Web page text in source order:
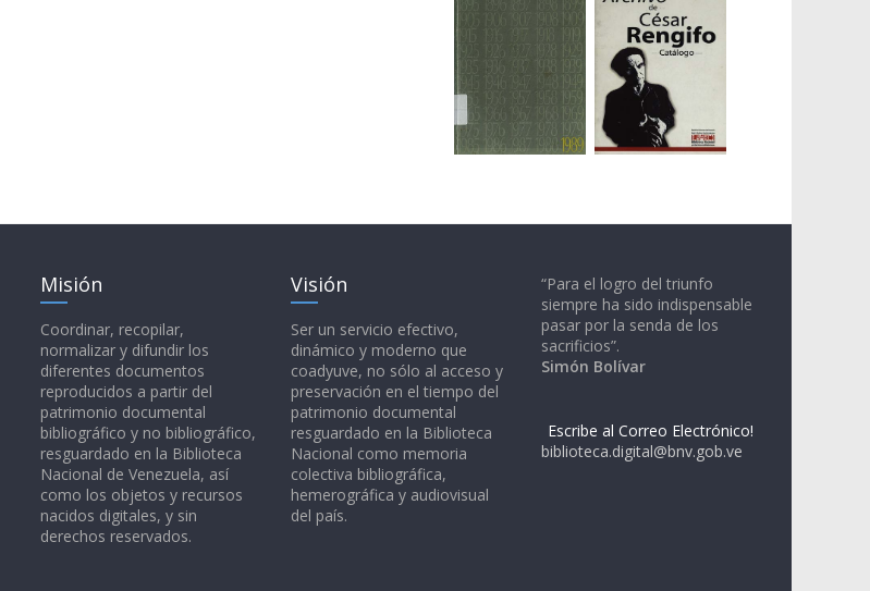
Misión
Coordinar, recopilar,
normalizar y difundir los
diferentes documentos
reproducidos a partir del
patrimonio documental
bibliográfico y no bibliográfico,
resguardado en la Biblioteca
Nacional de Venezuela, así
como los objetos y recursos
nacidos digitales, y sin
derechos reservados.
Visión
Ser un servicio efectivo,
dinámico y moderno que
coadyuve, no sólo al acceso y
preservación en el tiempo del
patrimonio documental
resguardado en la Biblioteca
Nacional como memoria
colectiva bibliográfica,
hemerográfica y audiovisual
del país.
“Para el logro del triunfo
siempre ha sido indispensable
pasar por la senda de los
sacrificios”.
Simón Bolívar
Escribe al Correo Electrónico!
biblioteca.digital@bnv.gob.ve